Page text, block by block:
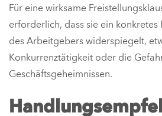
Für eine wirksame
erforderlich, dass sie ein konkretes
des Arbeitgebers widerspiegelt,
Konkurrenztätigkeit oder die
Geschäftsgeheimnissen.